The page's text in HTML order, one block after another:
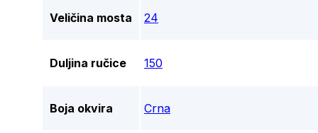
Veličina mosta 24
Duljina ručice 150
Boja okvira Crna